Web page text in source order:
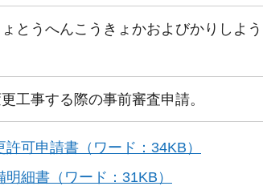
とうへんこうきょかおよびかりし
工事する際の事前審査申請。
可申請書（ワード：34KB）
細書（ワード：31KB）